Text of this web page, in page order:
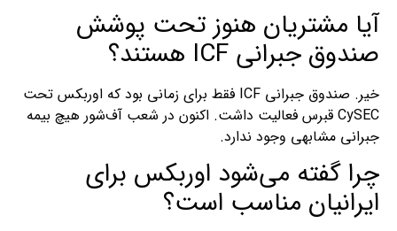
آیا مشتریان هنوز تحت پوشش
صندوق جبرانی ICF هستند؟
خیر. صندوق جبرانی ICF فقط برای زمانی بود که اوربکس تحت
CySEC قبرس فعالیت داشت. اکنون در شعب آف‌شور هیچ بیمه
جبرانی مشابهی وجود ندارد.
چرا گفته می‌شود اوربکس برای
ایرانیان مناسب است؟